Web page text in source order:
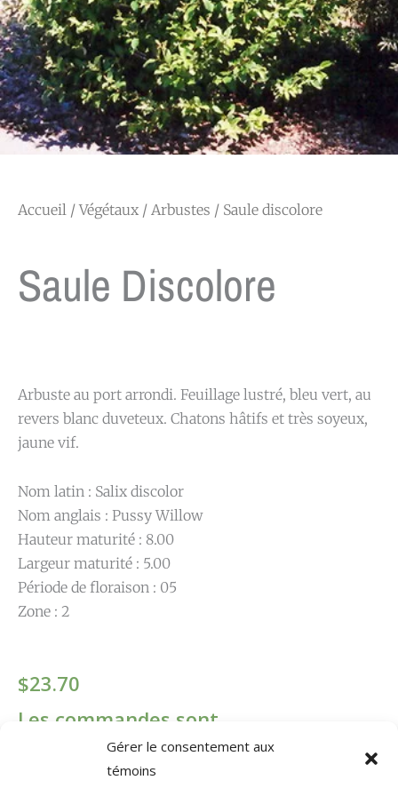
Gérer le consentement aux
témoins
Accueil /Végétaux / Arbustes / Saule discolore
Saule Discolore
Arbuste au port arrondi. Feuillage lustré, bleu vert, au
revers blanc duveteux. Chatons hâtifs et très soyeux,
jaune vif.
Nom latin : Salix discolor
Nom anglais : Pussy Willow
Hauteur maturité : 8.00
Largeur maturité : 5.00
Période de floraison : 05
Zone : 2
$23.70
Les commandes sont
temporairement désactivées.